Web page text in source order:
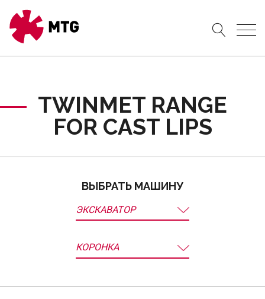
TWINMET RANGE
FOR CAST LIPS
ВЫБРАТЬ МАШИНУ
ЭКСКАВАТОР
КОРОНКА